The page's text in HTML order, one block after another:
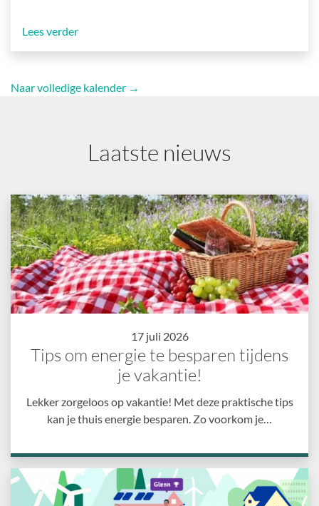
Lees verder
Naar volledige kalender →
Laatste nieuws
17 juli 2026
Tips om energie te besparen tijdens
je vakantie!
Lekker zorgeloos op vakantie! Met deze praktische tips
kan je thuis energie besparen. Zo voorkom je…